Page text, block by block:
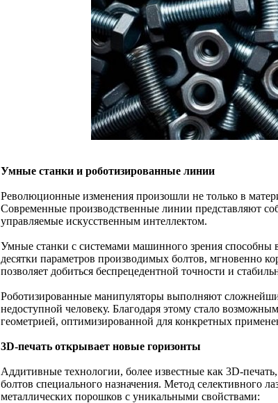
Умные станки и роботизированные линии
Революционные изменения произошли не только в
Современные производственные линии представляют
управляемые искусственным интеллектом.
Умные станки с системами машинного зрения способны
десятки параметров производимых болтов, мгновенно
позволяет добиться беспрецедентной точности и
Роботизированные манипуляторы выполняют
недоступной человеку. Благодаря этому стало
геометрией, оптимизированной для конкретных
3D-печать открывает новые горизонты
Аддитивные технологии, более известные как 3D-
болтов специального назначения. Метод селективного
металлических порошков с уникальными свойствами: